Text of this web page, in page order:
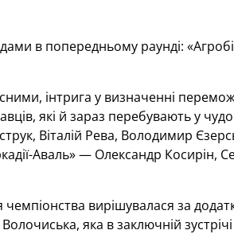
в попередньому раунді:
інтрига у визначенні
які й зараз перебувають у
Віталій Рева, Володимир
Аваль» — Олександр Косирін,
вирішувалася за
яка в заключній